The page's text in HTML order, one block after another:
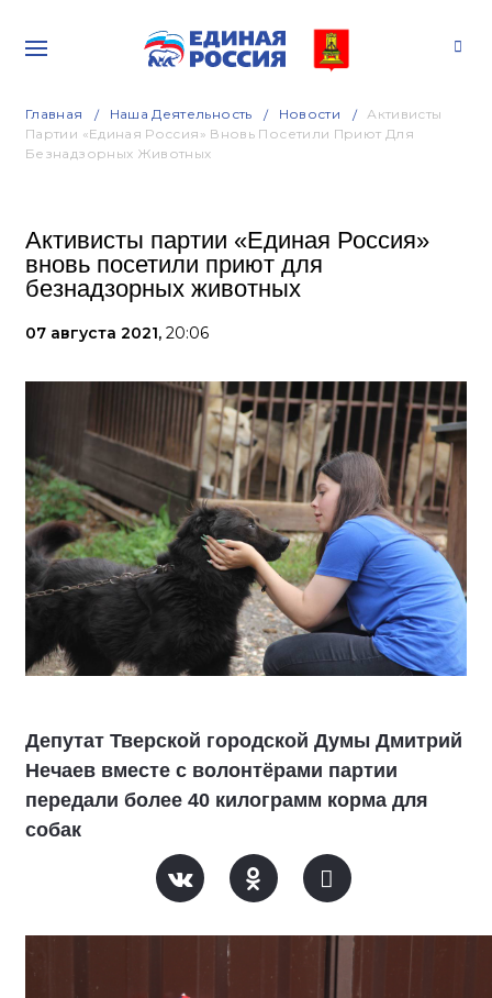
Главная Наша Деятельность Новости
Активисты
Партии «Единая Россия» Вновь Посетили Приют Для
Безнадзорных Животных
Активисты партии «Единая Россия»
вновь посетили приют для
безнадзорных животных
07 августа 2021, 20:06
Депутат Тверской городской Думы Дмитрий
Нечаев вместе с волонтёрами партии
передали более 40 килограмм корма для
собак